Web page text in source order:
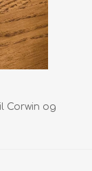
Corwin og